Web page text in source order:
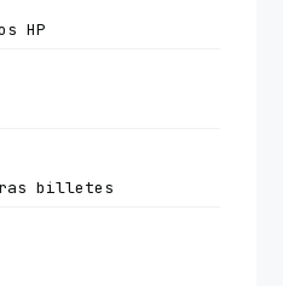
HP
billetes